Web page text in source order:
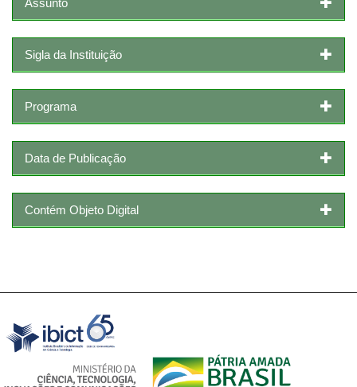
Sigla da Instituição
Programa
Data de Publicação
Contém Objeto Digital